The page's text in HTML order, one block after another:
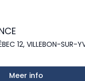
12, VILLEBON-SUR-
Meer info